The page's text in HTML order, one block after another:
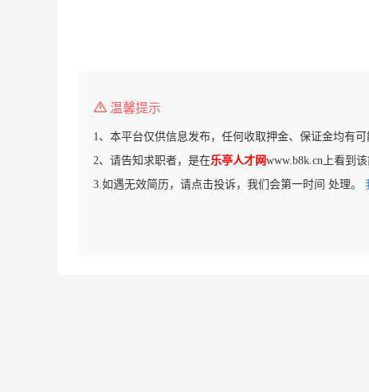
温馨提示
1、本平台仅供信息发布，任何收取押金、保证金均有可
2、请告知求职者，是在乐亭人才网www.b8k.cn上看到该
3.如遇无效简历，请点击投诉，我们会第一时间 处理。